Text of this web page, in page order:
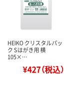
HEIKO クリスタルパッ
ク Sはがき用 横
105×…
¥427（税込）